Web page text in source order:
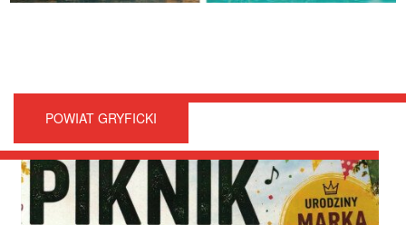
POWIAT GRYFICKI